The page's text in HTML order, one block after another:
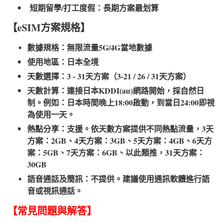
短期留學/打工度假：長期方案最划算
【eSIM方案規格】
數據規格：無限流量5G/4G當地數據
使用地區：日本全境
天數選擇：3 - 31天方案（3-21 / 26 / 31天方案）
天數計算：連接日本KDDI(au)網路開始，採自然日
制。例如：日本時間晚上18:00啟動，到當日24:00即視
為使用一天。
熱點分享：支援。依天數方案提供不同熱點流量，3天
方案：2GB、4天方案：3GB、5天方案：4GB、6天方
案：5GB、7天方案：6GB、以此類推，31天方案：
30GB
語音通話及簡訊：不提供。建議使用通訊軟體進行語
音或視訊通話。
【常見問題與解答】